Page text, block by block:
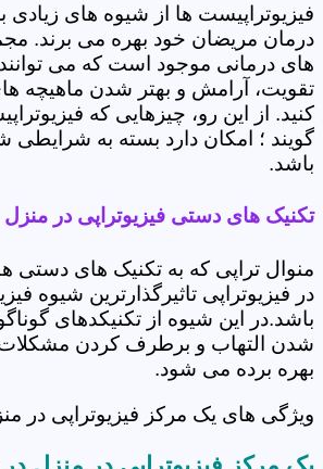
فیزیوتراپیست ها از شیوه های
درمان مریضان خود بهره می برند.
های درمانی موجود است که می توانند
تقویت، آرامش و بهتر شدن ماهیچه
کنید. از این رو، چیزهایی که
گویند ؛ امکان دارد بسته به
باشد.
تکنیک های دستی فیزیوتراپی در منزل
منوال تراپی که به تکنیک های
در فیزیوتراپی تاثیرگذارترین شیوه
باشد.در این شیوه از تکنیکدهای
شدن التهاب و برطرف کردن
بهره برده می شود.
ویژگی های یک مرکز فیزیوتراپی